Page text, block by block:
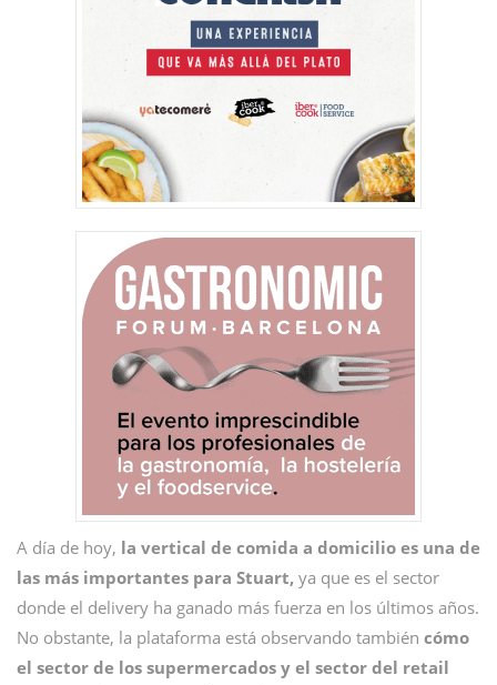
A día de hoy, la vertical de comida a domicilio es una de
las más importantes para Stuart, ya que es el sector
donde el delivery ha ganado más fuerza en los últimos años.
No obstante, la plataforma está observando también cómo
el sector de los supermercados y el sector del retail